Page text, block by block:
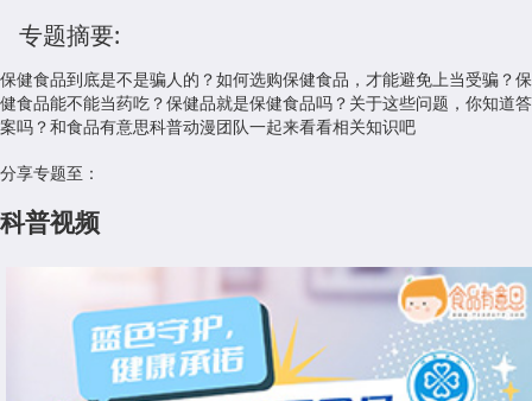
专题摘要:
保健食品到底是不是骗人的？如何选购保健食品，才能避免上当受骗？保
健食品能不能当药吃？保健品就是保健食品吗？关于这些问题，你知道答
案吗？和食品有意思科普动漫团队一起来看看相关知识吧
分享专题至：
科普视频